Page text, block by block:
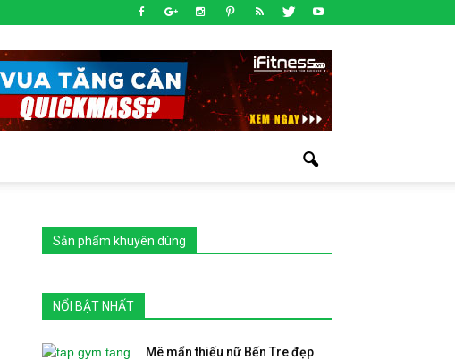
Sản phẩm khuyên dùng
NỔI BẬT NHẤT
Mê mẩn thiếu nữ Bến Tre đẹp